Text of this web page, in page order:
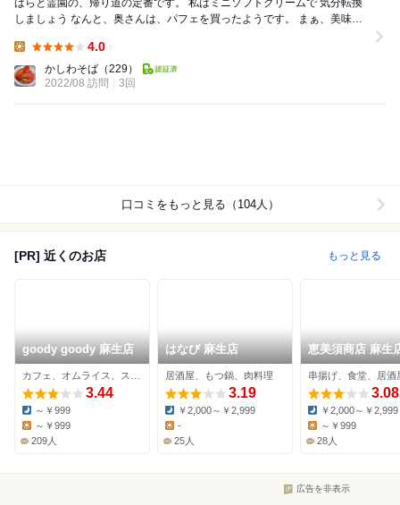
ばらと霊園の、帰り道の定番です。 私はミニソフトクリームで 気分転換
しましょう なんと、奥さんは、パフェを買ったようです。 まぁ、美味し
4.0
かしわそば （229）
2022/08 訪問
3回
口コミをもっと見る（104人）
[PR] 近くのお店 もっと見る
goody goody 麻生店
3.44
Dinner:
～￥999
～￥999
209人
はなび 麻生店
居酒屋、もつ鍋、肉料理
3.19
Dinner:
￥2,000～￥2,999
Lunch:
-
25人
恵美須商店 麻生
串揚げ、食堂、居酒
3.08
Dinner:
￥2,000～￥2,999
Lunch:
～￥999
28人
広告を非表示